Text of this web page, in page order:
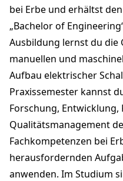
bei Erbe und erhältst
„Bachelor of
Ausbildung lernst du
manuellen und
Aufbau elektrischer
Praxissemester kannst
Forschung,
Qualitätsmanagement
Fachkompetenzen bei
herausfordernden
anwenden. Im Studium